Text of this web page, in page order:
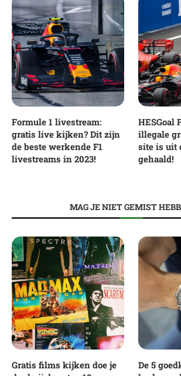
Formule 1 livestream:
gratis live kijken? Dit zijn
de beste werkende F1
livestreams in 2023!
HESGoal
illegale
site is uit
gehaald!
MAG JE NIET GEMIST
Gratis films kijken doe je
De 5